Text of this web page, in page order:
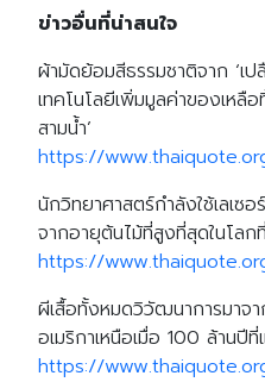
ข่าวอื่นที่น่าสนใจ
ผ้ามัดย้อมสีธรรมชาติจาก ‘เป
เทคโนโลยีเพิ่มมูลค่าของเห
สามน้ำ’
https://
นักวิทยาศาสตร์กำลังใช้เลเ
จากอายุต้นไม้ที่สูงที่สุดในโลก
https://
ผีเสื้อทั้งหมดวิวัฒนาการมาจ
อเมริกาเหนือเมื่อ 100 ล้านปีที่
https://